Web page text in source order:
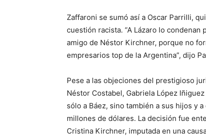
Zaffaroni se sumó así a Oscar Parrilli,
cuestión racista. “A Lázaro lo
amigo de Néstor Kirchner, porque no
empresarios top de la Argentina”, dijo
Pese a las objeciones del prestigioso
Néstor Costabel, Gabriela López
sólo a Báez, sino también a sus hijos y
millones de dólares. La decisión fue
Cristina Kirchner, imputada en una